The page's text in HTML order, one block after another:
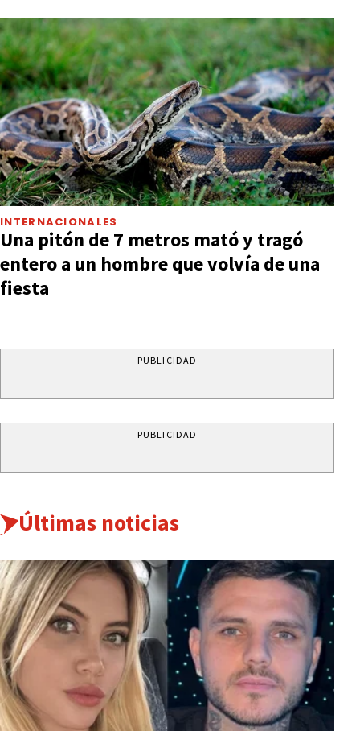
INTERNACIONALES
Una pitón de 7 metros mató y tragó
entero a un hombre que volvía de una
fiesta
PUBLICIDAD
PUBLICIDAD
Últimas noticias